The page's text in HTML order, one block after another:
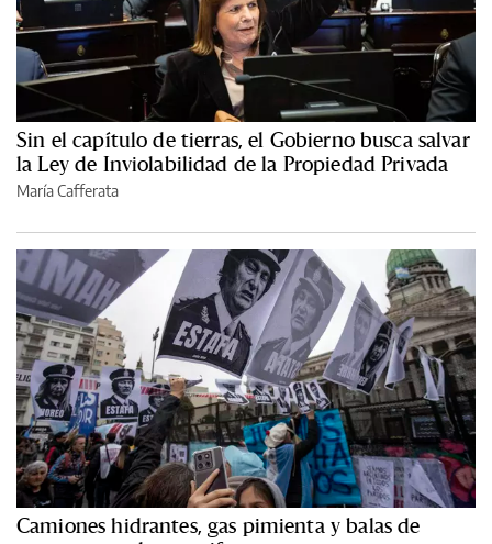
Sin el capítulo de tierras, el Gobierno busca salvar
la Ley de Inviolabilidad de la Propiedad Privada
María Cafferata
Camiones hidrantes, gas pimienta y balas de